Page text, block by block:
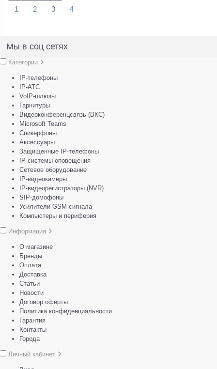
1 2 3 4
Мы в соц сетях
Категории
IP-телефоны
IP-АТС
VoIP-шлюзы
Гарнитуры
Видеоконференцсвязь (ВКС)
Microsoft Teams
Спикерфоны
Аксессуары
Защищенные IP-телефоны
IP системы оповещения
Сетевое оборудование
IP-видеокамеры
IP-видеорегистраторы (NVR)
SIP-домофоны
Усилители GSM-сигнала
Компьютеры и периферия
Информация
О магазине
Бренды
Оплата
Доставка
Статьи
Новости
Договор оферты
Политика конфиденциальности
Гарантия
Контакты
Города
Личный кабинет